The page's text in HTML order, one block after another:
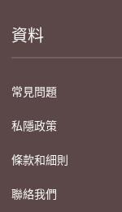
資料
常見問題
私隱政策
條款和細則
聯絡我們